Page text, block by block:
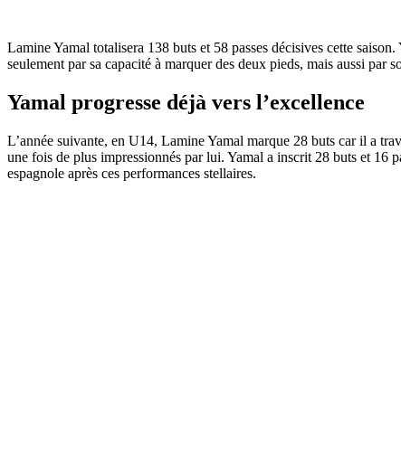
Lamine Yamal totalisera 138 buts et 58 passes décisives cette
seulement par sa capacité à marquer des deux pieds, mais aussi
Yamal progresse déjà vers l’excellence
L’année suivante, en U14, Lamine Yamal marque 28 buts car il a
une fois de plus impressionnés par lui. Yamal a inscrit 28 buts et 16
espagnole après ces performances stellaires.